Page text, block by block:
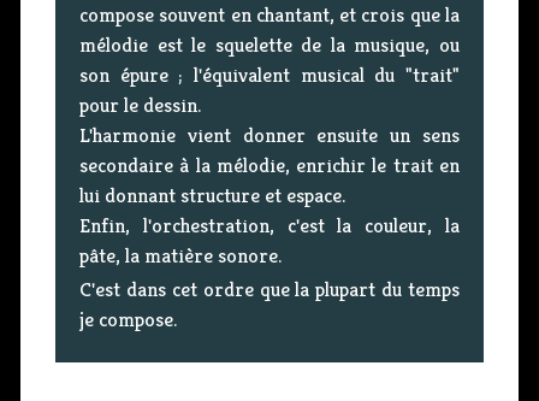
compose souvent en chantant, et crois que la
mélodie est le squelette de la musique, ou
son épure ; l'équivalent musical du "trait"
pour le dessin.
L'harmonie vient donner ensuite un sens
secondaire à la mélodie, enrichir le trait en
lui donnant structure et espace.
Enfin, l'orchestration, c'est la couleur, la
pâte, la matière sonore.
C'est dans cet ordre que la plupart du temps
je compose.